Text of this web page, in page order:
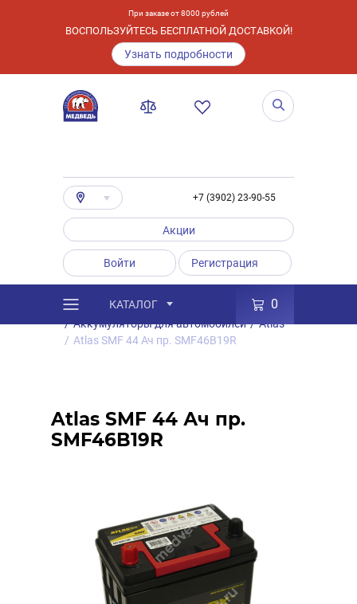
При заказе от 8000 рублей
ВОСПОЛЬЗУЙТЕСЬ БЕСПЛАТНОЙ ДОСТАВКОЙ!
Узнать подробности
+7 (3902) 23-90-55
Акции
Войти Регистрация
КАТАЛОГ 0
Каталог / Товары
Аккумуляторы
/ Аккумуляторы для автомобилей / Atlas
/ Atlas SMF 44 Ач пр. SMF46B19R
Atlas SMF 44 Ач пр.
SMF46B19R